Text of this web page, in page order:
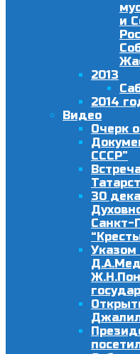
и
2013
2014
Видео
Очерк
СССР”
30
Санкт-